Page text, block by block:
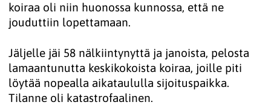
koiraa oli niin huonossa kunnossa, että ne
jouduttiin lopettamaan.
Jäljelle jäi 58 nälkiintynyttä ja janoista, pelosta
lamaantunutta keskikokoista koiraa, joille piti
löytää nopealla aikataululla sijoituspaikka.
Tilanne oli katastrofaalinen.